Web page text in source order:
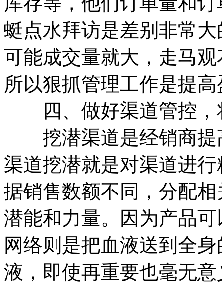
蜓点水拜访是差别非常
可能成交量就大，走马
所以狠抓管理工作是提
四、做好渠道管控，
挖潜渠道是经销商提
渠道挖潜就是对渠道进
据销售数额不同，分配
潜能和力量。因为产品
网络则是把血液送到全
液，即使再重要也毫无